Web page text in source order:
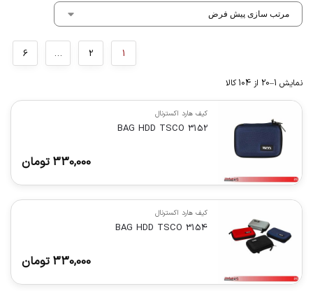
نمایش 1–20 از 104 کالا
1
2
…
6
کیف هارد اکسترنال
BAG HDD TSCO 3152
330,000 تومان
کیف هارد اکسترنال
BAG HDD TSCO 3154
330,000 تومان